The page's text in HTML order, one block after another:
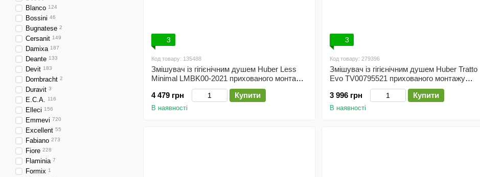
3
Код товару: 135488
Змішувач із гігієнічним душем Huber Less
Minimal LMBK00-2021 прихованого монтажу
4 479 грн
Купити
В наявності
3
Код товару: 279396
Змішувач із гігієнічним душем Huber Tratto
Evo TV00795521 прихованого монтажу
3 996 грн
Купити
В наявності
Blanco 124
Bossini 46
Bugnatese 2
Cersanit 149
Damixa 187
Deante 133
Devit 183
Dornbracht 2
Duravit 3
E.C.A. 116
Elleci 156
Emmevi 720
Excellent 55
Fabiano 273
Fiore 228
Flaminia 7
Formix 1